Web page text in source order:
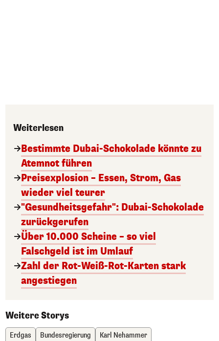
Weiterlesen
Bestimmte Dubai-Schokolade könnte zu
Atemnot führen
Preisexplosion – Essen, Strom, Gas
wieder viel teurer
"Gesundheitsgefahr": Dubai-Schokolade
zurückgerufen
Über 10.000 Scheine – so viel
Falschgeld ist im Umlauf
Zahl der Rot-Weiß-Rot-Karten stark
angestiegen
Weitere Storys
Erdgas Bundesregierung Karl Nehammer